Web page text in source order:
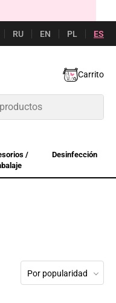
RU EN PL ES
Carrito
/
Desinfección
Por popularidad